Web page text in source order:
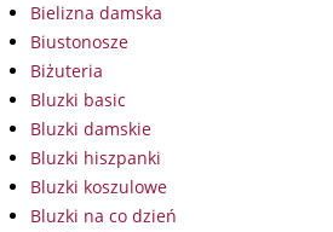
Bielizna damska
Biustonosze
Biżuteria
Bluzki basic
Bluzki damskie
Bluzki hiszpanki
Bluzki koszulowe
Bluzki na co dzień